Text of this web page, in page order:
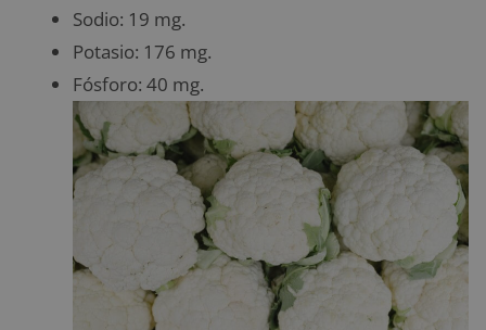
Sodio: 19 mg.
Potasio: 176 mg.
Fósforo: 40 mg.